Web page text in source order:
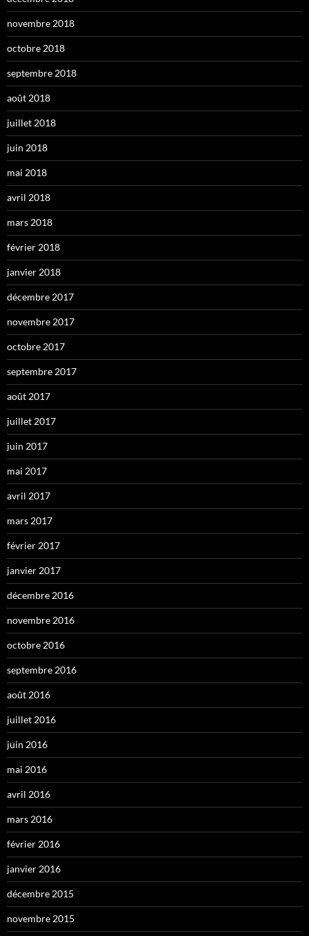
novembre 2018
octobre 2018
septembre 2018
août 2018
juillet 2018
juin 2018
mai 2018
avril 2018
mars 2018
février 2018
janvier 2018
décembre 2017
novembre 2017
octobre 2017
septembre 2017
août 2017
juillet 2017
juin 2017
mai 2017
avril 2017
mars 2017
février 2017
janvier 2017
décembre 2016
novembre 2016
octobre 2016
septembre 2016
août 2016
juillet 2016
juin 2016
mai 2016
avril 2016
mars 2016
février 2016
janvier 2016
décembre 2015
novembre 2015